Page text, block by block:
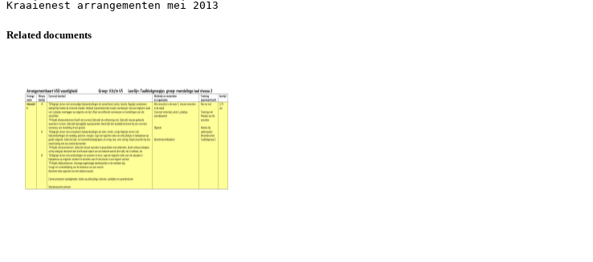
Related documents